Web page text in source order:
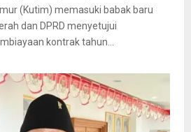
(Kutim) memasuki babak baru
dan DPRD menyetujui
kontrak tahun...